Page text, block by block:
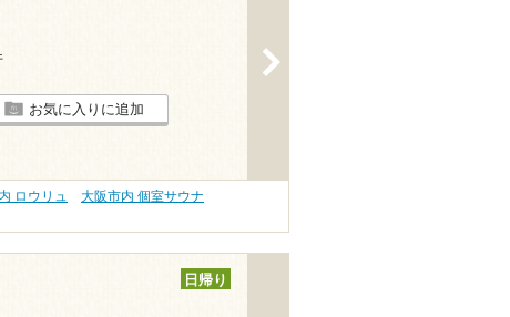
お気に入りに追加
ロウリュ
大阪市内 個室サウナ
日帰り